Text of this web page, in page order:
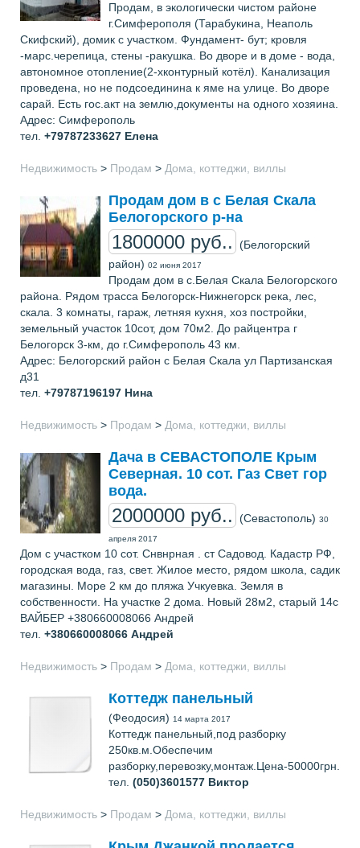
Продам, в экологически чистом районе
г.Симферополя (Тарабукина, Неаполь
Скифский), домик с участком. Фундамент- бут; кровля
-марс.черепица, стены -ракушка. Во дворе и в доме - вода,
автономное отопление(2-хконтурный котёл). Канализация
проведена, но не подсоединина к яме на улице. Во дворе
сарай. Есть гос.акт на землю,документы на одного хозяина.
Адрес: Симферополь
тел. +79787233627 Елена
Недвижимость > Продам > Дома, коттеджи, виллы
Продам дом в с Белая Скала
Белогорского р-на
1800000 руб..
(Белогорский
район) 02 июня 2017
Продам дом в с.Белая Скала Белогорского
района. Рядом трасса Белогорск-Нижнегорск река, лес,
скала. 3 комнаты, гараж, летняя кухня, хоз постройки,
земельный участок 10сот, дом 70м2. До райцентра г
Белогорск 3-км, до г.Симферополь 43 км.
Адрес: Белогорский район с Белая Скала ул Партизанская
д31
тел. +79787196197 Нина
Недвижимость > Продам > Дома, коттеджи, виллы
Дача в СЕВАСТОПОЛЕ Крым
Северная. 10 сот. Газ Свет гор
вода.
2000000 руб.. (Севастополь) 30
апреля 2017
Дом с участком 10 сот. Снвнрная . ст Садовод. Кадастр РФ,
городская вода, газ, свет. Жилое место, рядом школа, садик
магазины. Море 2 км до пляжа Учкуевка. Земля в
собственности. На участке 2 дома. Новый 28м2, старый 14с
ВАЙБЕР +380660008066 Андрей
тел. +380660008066 Андрей
Недвижимость > Продам > Дома, коттеджи, виллы
Коттедж панельный
(Феодосия) 14 марта 2017
Коттедж панельный,под разборку
250кв.м.Обеспечим
разборку,перевозку,монтаж.Цена-50000грн.
тел. (050)3601577 Виктор
Недвижимость > Продам > Дома, коттеджи, виллы